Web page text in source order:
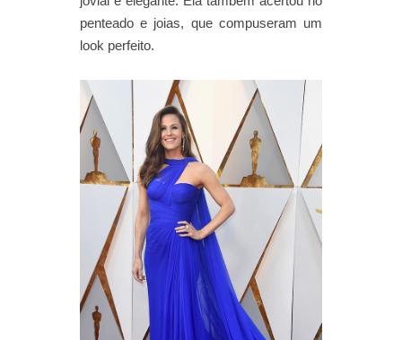
penteado e joias, que compuseram um
look perfeito.